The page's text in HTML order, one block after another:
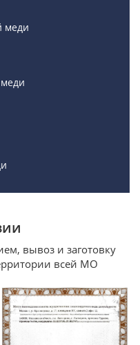
меди
вывоз и заготовку
всей МО